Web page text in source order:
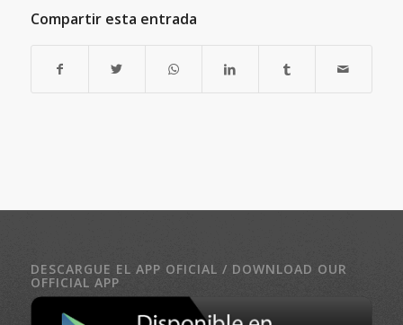
Compartir esta entrada
DESCARGUE EL APP OFICIAL / DOWNLOAD OUR
OFFICIAL APP